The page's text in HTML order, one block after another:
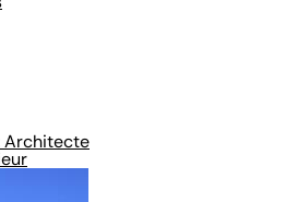
Architecte